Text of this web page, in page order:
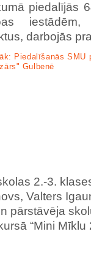
piedalījās
darbojās
Piedalīšanās SMU
Gulbenē
2.-3.
Valters
pārstāvēja
“Mini Mīklu